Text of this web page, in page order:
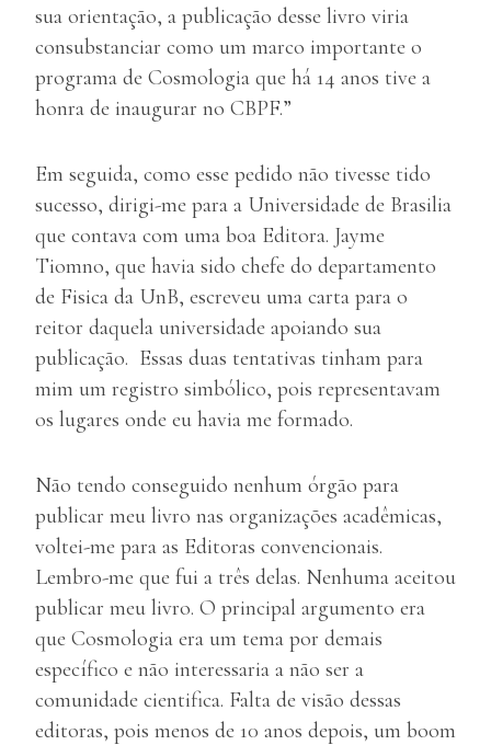
sua orientação, a publicação desse livro viria
consubstanciar como um marco importante o
programa de Cosmologia que há 14 anos tive a
honra de inaugurar no CBPF.”
Em seguida, como esse pedido não tivesse tido
sucesso, dirigi-me para a Universidade de Brasilia
que contava com uma boa Editora. Jayme
Tiomno, que havia sido chefe do departamento
de Fisica da UnB, escreveu uma carta para o
reitor daquela universidade apoiando sua
publicação. Essas duas tentativas tinham para
mim um registro simbólico, pois representavam
os lugares onde eu havia me formado.
Não tendo conseguido nenhum órgão para
publicar meu livro nas organizações acadêmicas,
voltei-me para as Editoras convencionais.
Lembro-me que fui a três delas. Nenhuma aceitou
publicar meu livro. O principal argumento era
que Cosmologia era um tema por demais
específico e não interessaria a não ser a
comunidade cientifica. Falta de visão dessas
editoras, pois menos de 10 anos depois, um boom